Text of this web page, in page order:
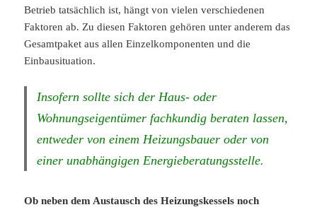
Betrieb tatsächlich ist, hängt von vielen verschiedenen
Faktoren ab. Zu diesen Faktoren gehören unter anderem das
Gesamtpaket aus allen Einzelkomponenten und die
Einbausituation.
Insofern sollte sich der Haus- oder
Wohnungseigentümer fachkundig beraten lassen,
entweder von einem Heizungsbauer oder von
einer unabhängigen Energieberatungsstelle.
Ob neben dem Austausch des Heizungskessels noch